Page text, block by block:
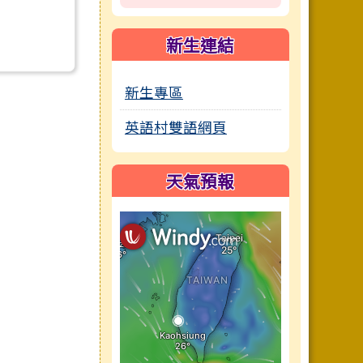
新生連結
新生專區
英語村雙語網頁
天氣預報